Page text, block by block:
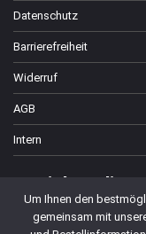
Datenschutz
Barrierefreiheit
Widerruf
AGB
Intern
Social Media
Um Ihnen den
gemeinsam mit